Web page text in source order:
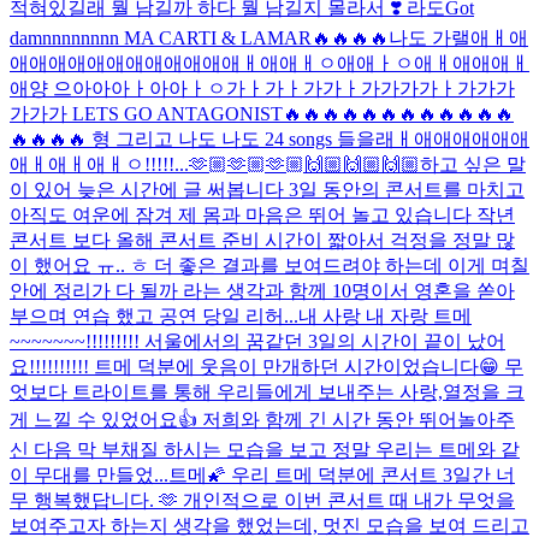
적혀있길래 뭘 남길까 하다 뭘 남길지 몰라서 ❣️ 라도Got
damnnnnnnnn MA CARTI & LAMAR🔥🔥🔥🔥나도 가랠애ㅐ애
애애애애애애애애애애애애ㅐ애애ㅐㅇ애애ㅏㅇ애ㅐ애애애ㅐ
애양 으아아아ㅏ아아ㅏㅇ가ㅏ가ㅏ가가ㅏ가가가가ㅏ가가가
가가가 LETS GO ANTAGONIST🔥🔥🔥🔥🔥🔥🔥🔥🔥🔥🔥🔥
🔥🔥🔥🔥 형 그리고 나도 나도 24 songs 들을래ㅐ애애애애애애
애ㅐ애ㅐ애ㅐㅇ!!!!!...🫶🏼🫶🏼🫶🏼🙌🏼🙌🏼🙌🏼하고 싶은 말
이 있어 늦은 시간에 글 써봅니다 3일 동안의 콘서트를 마치고
아직도 여운에 잠겨 제 몸과 마음은 뛰어 놀고 있습니다 작년
콘서트 보다 올해 콘서트 준비 시간이 짧아서 걱정을 정말 많
이 했어요 ㅠ.. ㅎ 더 좋은 결과를 보여드려야 하는데 이게 며칠
안에 정리가 다 될까 라는 생각과 함께 10명이서 영혼을 쏟아
부으며 연습 했고 공연 당일 리허...내 사랑 내 자랑 트메
~~~~~~~!!!!!!!!! 서울에서의 꿈같던 3일의 시간이 끝이 났어
요!!!!!!!!!! 트메 덕분에 웃음이 만개하던 시간이었습니다😁 무
엇보다 트라이트를 통해 우리들에게 보내주는 사랑,열정을 크
게 느낄 수 있었어요👍 저희와 함께 긴 시간 동안 뛰어놀아주
신 다음 막 부채질 하시는 모습을 보고 정말 우리는 트메와 같
이 무대를 만들었... 트메🌠 우리 트메 덕분에 콘서트 3일간 너
무 행복했답니다. 🫶 개인적으로 이번 콘서트 때 내가 무엇을
보여주고자 하는지 생각을 했었는데, 멋진 모습을 보여 드리고